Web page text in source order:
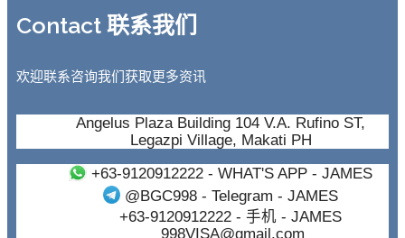
Contact 联系我们
欢迎联系咨询我们获取更多资讯
Angelus Plaza Building 104 V.A. Rufino ST,
Legazpi Village, Makati PH
+63-9120912222- WHAT'S APP - JAMES
@BGC998 - Telegram - JAMES
+63-9120912222- 手机 - JAMES
998VISA@gmail.com